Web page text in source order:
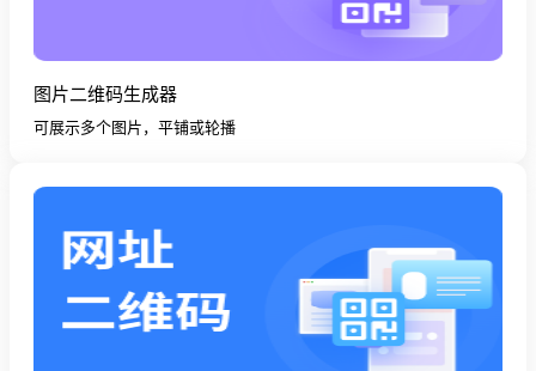
图片二维码生成器
可展示多个图片，平铺或轮播